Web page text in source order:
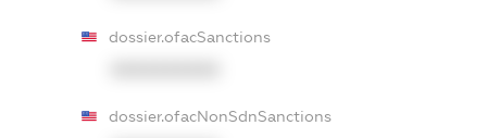
dossier.ofacSanctions
dossier.ofacNonSdnSanctions